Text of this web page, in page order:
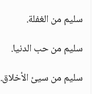
سليم من الغفلة.
سليم من حب الدنيا.
سليم من سيئ الأخلاق.